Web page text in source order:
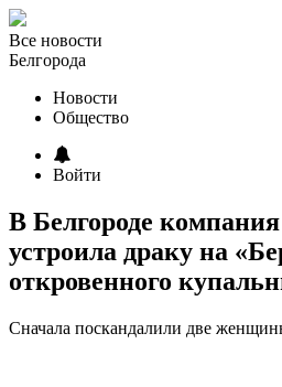
Все новости
Белгорода
Новости
Общество
Войти
В Белгороде
устроила драку на
откровенного
Сначала поскандалили две